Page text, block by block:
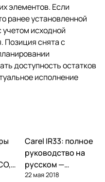
элементов. Если
ранее установленной
исходной
Позиция снята с
доступность остатков
исполнение
и Автоматика и
контроллеры
Carel IR33: полное
руководство на
русском —
параметры,
22 мая 2018